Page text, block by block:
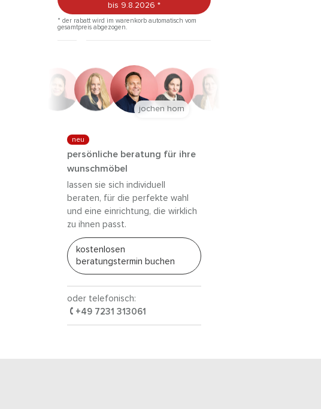
bis 9.8.2026 *
* der rabatt wird im warenkorb automatisch vom
gesamtpreis abgezogen.
neu
persönliche beratung für ihre
wunschmöbel
lassen sie sich individuell
beraten, für die perfekte wahl
und eine einrichtung, die wirklich
zu ihnen passt.
kostenlosen
beratungstermin buchen
oder telefonisch:
+49 7231 313061
jochen horn